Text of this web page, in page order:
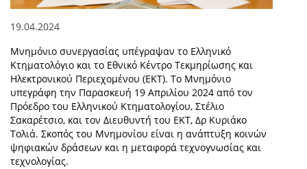
19.04.2024
Μνημόνιο συνεργασίας υπέγραψαν το Ελληνικό
Κτηματολόγιο και το Εθνικό Κέντρο Τεκμηρίωσης και
Ηλεκτρονικού Περιεχομένου (ΕΚΤ). Το Μνημόνιο
υπεγράφη την Παρασκευή 19 Απριλίου 2024 από τον
Πρόεδρο του Ελληνικού Κτηματολογίου, Στέλιο
Σακαρέτσιο, και τον Διευθυντή του ΕΚΤ, Δρ Κυριάκο
Τολιά. Σκοπός του Μνημονίου είναι η ανάπτυξη κοινών
ψηφιακών δράσεων και η μεταφορά τεχνογνωσίας και
τεχνολογίας.